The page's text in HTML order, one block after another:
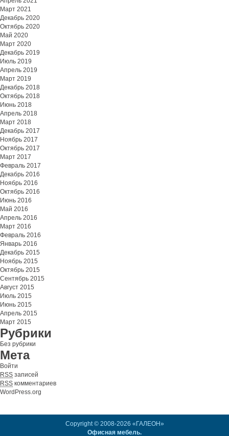
Март 2021
Декабрь 2020
Октябрь 2020
Май 2020
Март 2020
Декабрь 2019
Июль 2019
Апрель 2019
Март 2019
Декабрь 2018
Октябрь 2018
Июнь 2018
Апрель 2018
Март 2018
Декабрь 2017
Ноябрь 2017
Октябрь 2017
Март 2017
Февраль 2017
Декабрь 2016
Ноябрь 2016
Октябрь 2016
Июнь 2016
Май 2016
Апрель 2016
Март 2016
Февраль 2016
Январь 2016
Декабрь 2015
Ноябрь 2015
Октябрь 2015
Сентябрь 2015
Август 2015
Июль 2015
Июнь 2015
Апрель 2015
Март 2015
Рубрики
Без рубрики
Мета
Войти
RSS записей
RSS комментариев
WordPress.org
Copyright © 2008-2026 «ГАЛЕОН»
Офисная мебель.